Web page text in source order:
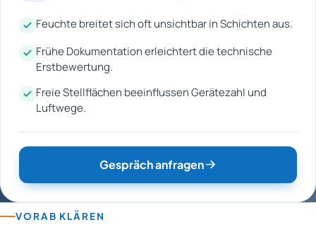
Feuchte breitet sich oft unsichtbar in Schichten aus.
Frühe Dokumentation erleichtert die technische
Erstbewertung.
Freie Stellflächen beeinflussen Gerätezahl und
Luftwege.
Gespräch anfragen
VORAB KLÄREN